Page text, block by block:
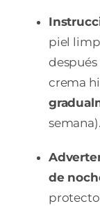
piel
después
crema
semana).
de